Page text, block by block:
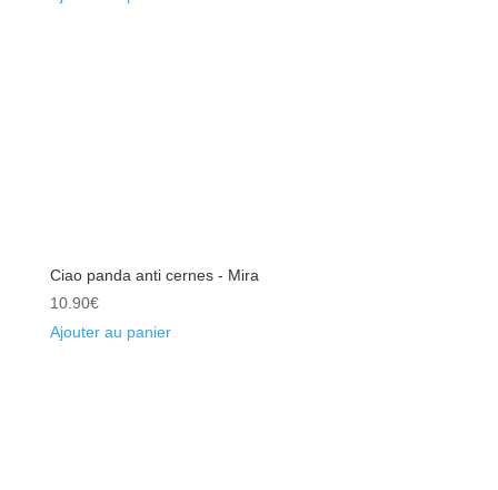
Ciao panda anti cernes - Mira
10.90€
Ajouter au panier